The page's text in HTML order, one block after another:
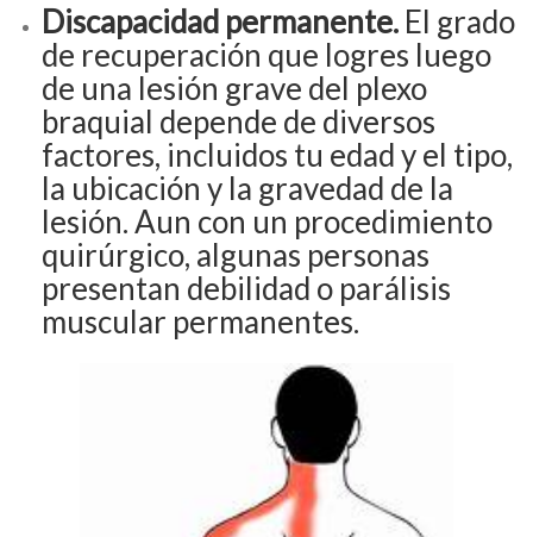
Discapacidad permanente. El grado
de recuperación que logres luego
de una lesión grave del plexo
braquial depende de diversos
factores, incluidos tu edad y el tipo,
la ubicación y la gravedad de la
lesión. Aun con un procedimiento
quirúrgico, algunas personas
presentan debilidad o parálisis
muscular permanentes.